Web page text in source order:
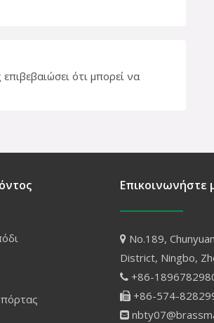
ότι μπορεί να
πόρτας
Επικοινωνήστε
 No.189,
District, Ningbo,
 +86-
 +86-574-
